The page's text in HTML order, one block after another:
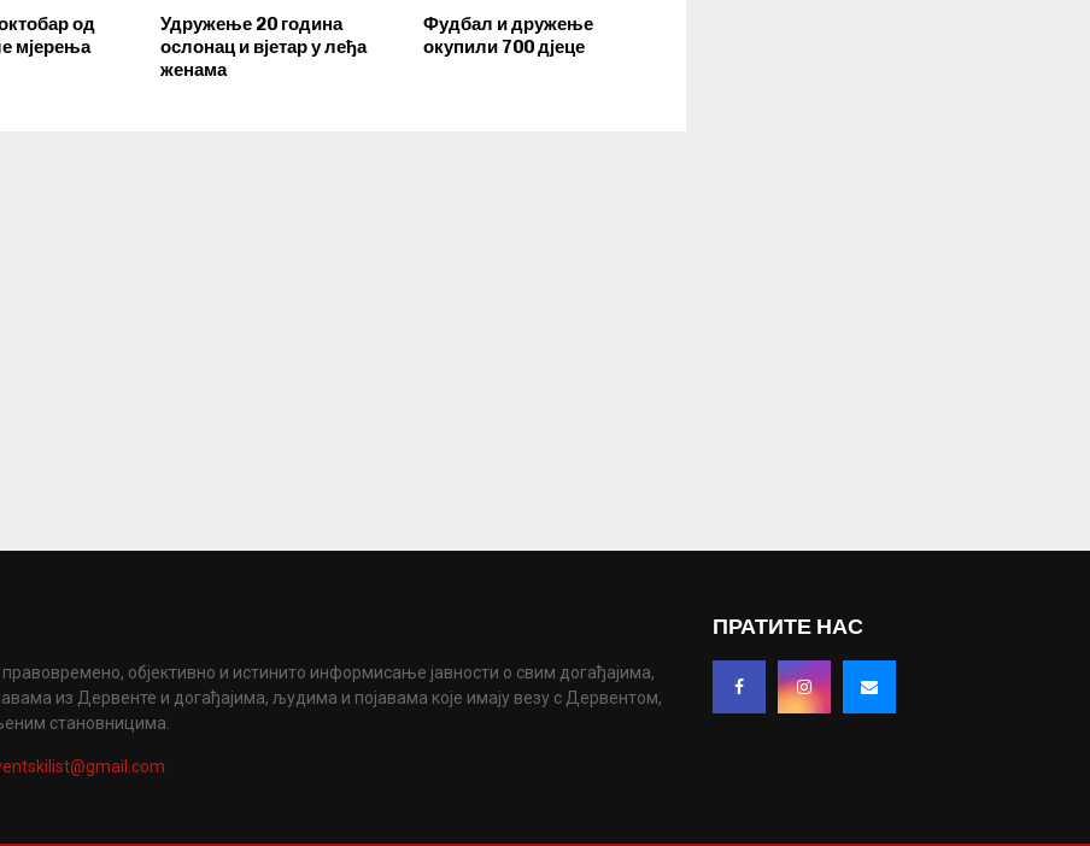
од
мјерења
Удружење 20 година
ослонац и вјетар у леђа
женама
Фудбал и дружење
окупили 700 дјеце
објективно и истинито информисање јавности о свим догађајима,
из Дервенте и догађајима, људима и појавама које имају везу с Дервентом,
становницима.
ПРАТИТЕ НАС